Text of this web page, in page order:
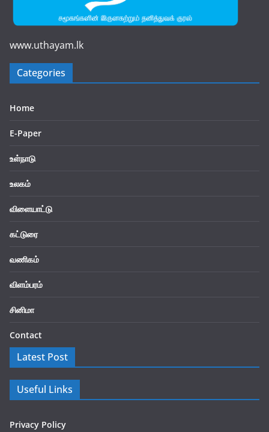
www.uthayam.lk
Categories
Home
E-Paper
உள்நாடு
உலகம்
விளையாட்டு
கட்டுரை
வணிகம்
விளம்பரம்
சினிமா
Contact
Latest Post
Useful Links
Privacy Policy